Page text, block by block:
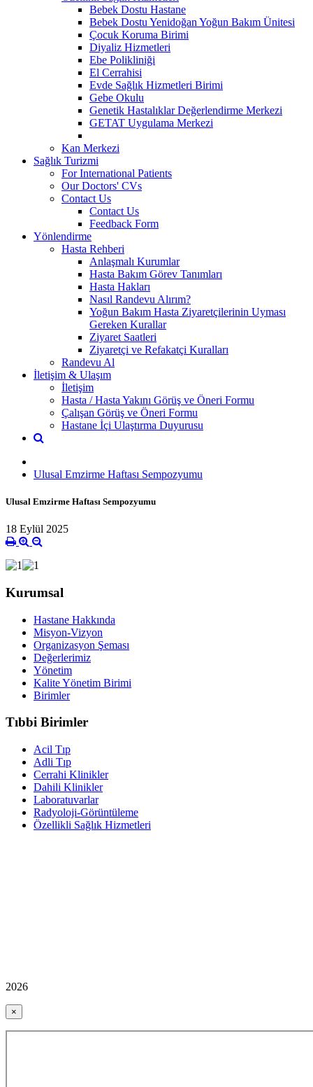
Bebek Dostu Hastane
Bebek Dostu Yenidoğan Yoğun Bakım Ünitesi
Çocuk Koruma Birimi
Diyaliz Hizmetleri
Ebe Polikliniği
El Cerrahisi
Evde Sağlık Hizmetleri Birimi
Gebe Okulu
Genetik Hastalıklar Değerlendirme Merkezi
GETAT Uygulama Merkezi
Kan Merkezi
Sağlık Turizmi
For International Patients
Our Doctors' CVs
Contact Us
Contact Us
Feedback Form
Yönlendirme
Hasta Rehberi
Anlaşmalı Kurumlar
Hasta Bakım Görev Tanımları
Hasta Hakları
Nasıl Randevu Alırım?
Yoğun Bakım Hasta Ziyaretçilerinin Uyması
Gereken Kurallar
Ziyaret Saatleri
Ziyaretçi ve Refakatçi Kuralları
Randevu Al
İletişim & Ulaşım
İletişim
Hasta / Hasta Yakını Görüş ve Öneri Formu
Çalışan Görüş ve Öneri Formu
Hastane İçi Ulaştırma Duyurusu
Ulusal Emzirme Haftası Sempozyumu
Ulusal Emzirme Haftası Sempozyumu
18 Eylül 2025
Kurumsal
Hastane Hakkında
Misyon-Vizyon
Organizasyon Şeması
Değerlerimiz
Yönetim
Kalite Yönetim Birimi
Birimler
Tıbbi Birimler
Acil Tıp
Adli Tıp
Cerrahi Klinikler
Dahili Klinikler
Laboratuvarlar
Radyoloji-Görüntüleme
Özellikli Sağlık Hizmetleri
2026
×